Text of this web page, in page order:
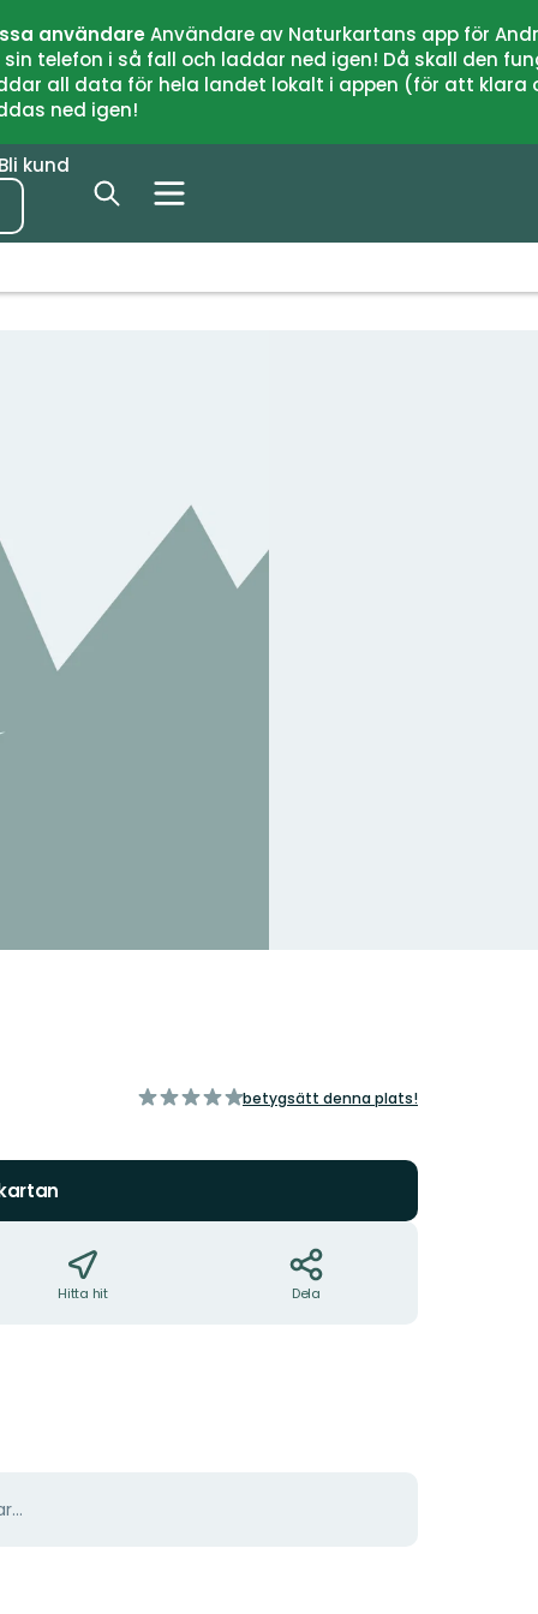
användareAnvändare av Naturkartans app för
telefon i så fall och laddar ned igen! Då skall den
all data för hela landet lokalt i appen (för att
ned igen!
Bli kund
av
betygsätt denna plats!
Hitta hit Dela